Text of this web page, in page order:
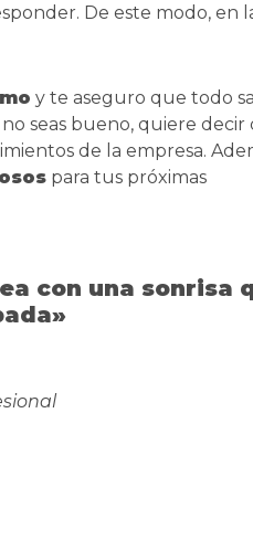
De este modo, en
y te aseguro que todo
seas bueno, quiere decir
de la empresa.
para tus próximas
con una sonrisa